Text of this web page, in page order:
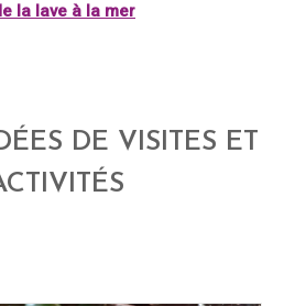
la lave à la mer
DE VISITES ET